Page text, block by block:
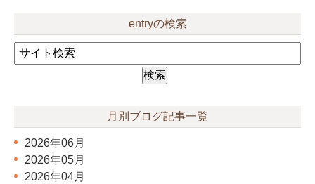
entryの検索
月別ブログ記事一覧
2026年06月
2026年05月
2026年04月